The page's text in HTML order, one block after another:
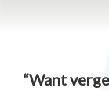
“Want